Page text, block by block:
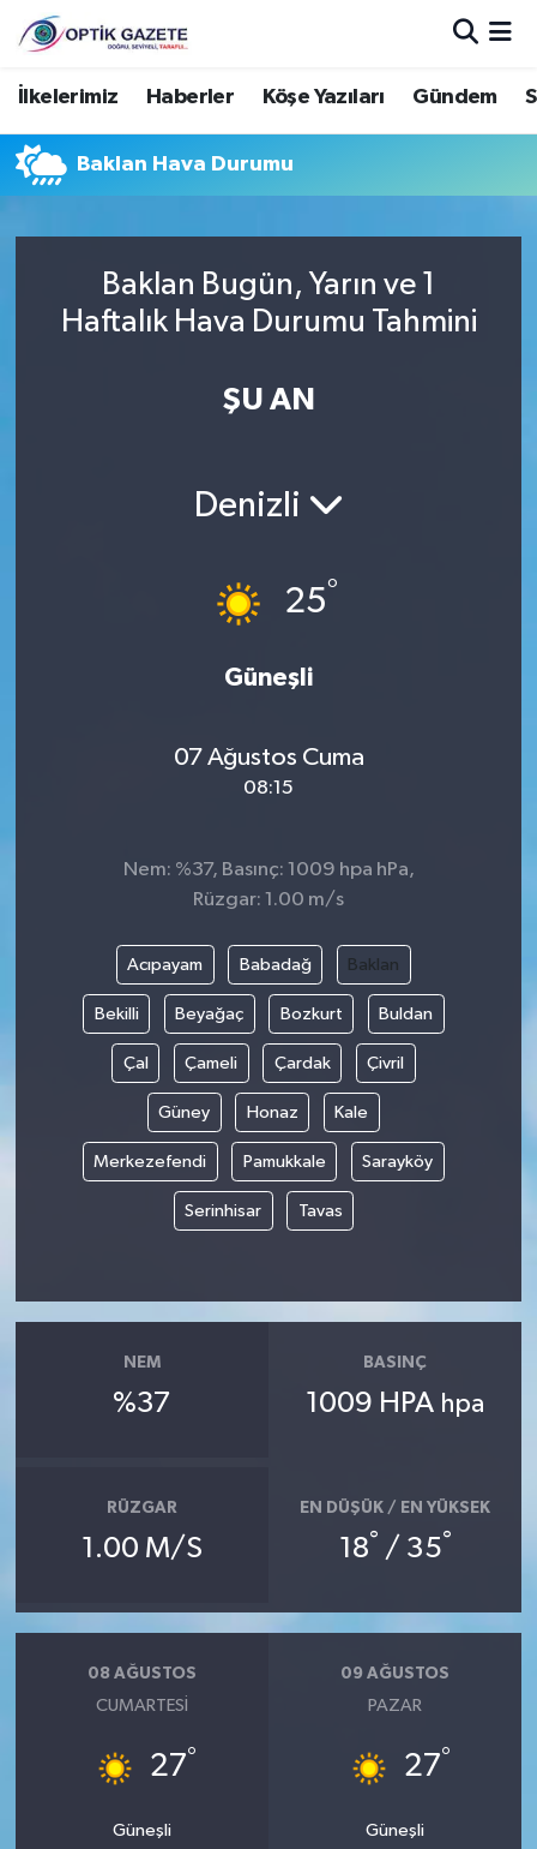
İlkelerimiz Haberler Köşe Yazıları Gündem
Baklan Hava Durumu
Baklan Bugün, Yarın ve 1
Haftalık Hava Durumu Tahmini
ŞU AN
Denizli
25°
Güneşli
07 Ağustos Cuma
08:15
Nem: %37, Basınç: 1009 hpa hPa,
Rüzgar: 1.00 m/s
Acıpayam Babadağ Baklan
Bekilli Beyağaç Bozkurt Buldan
Çal Çameli Çardak Çivril
Güney Honaz Kale
Merkezefendi Pamukkale Sarayköy
Serinhisar Tavas
NEM
%37
BASINÇ
1009 HPA hpa
RÜZGAR
1.00 M/S
EN DÜŞÜK / EN YÜKSEK
18° / 35°
08 AĞUSTOS
CUMARTESI
27°
Güneşli
09 AĞUSTOS
PAZAR
27°
Güneşli
Nöbetçi Eczaneler
Hava Durumu
Trafik Durumu
Süper Lig Puan Durumu ve Fikstür